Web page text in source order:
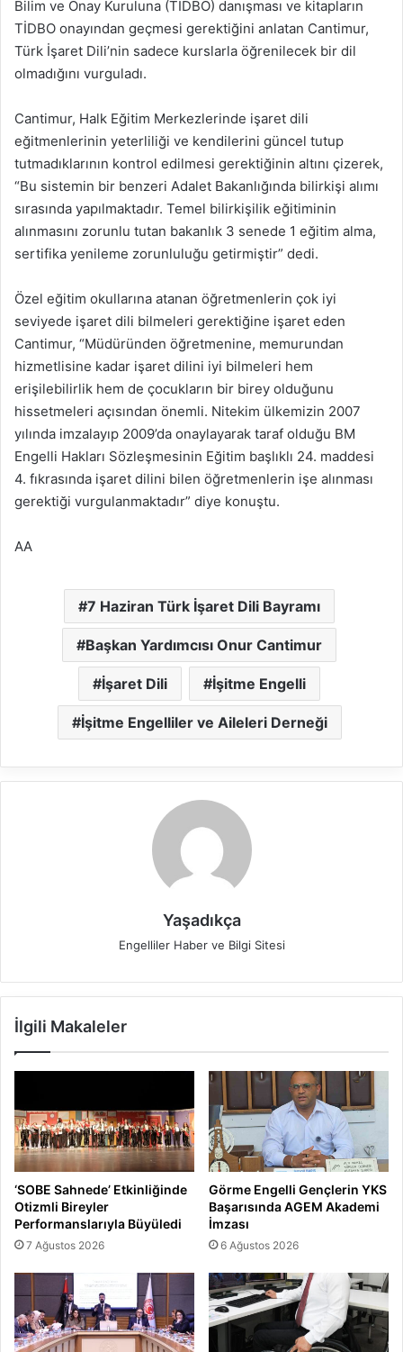
Bilim ve Onay Kuruluna (TİDBO) danışması ve kitapların
TİDBO onayından geçmesi gerektiğini anlatan Cantimur,
Türk İşaret Dili’nin sadece kurslarla öğrenilecek bir dil
olmadığını vurguladı.
Cantimur, Halk Eğitim Merkezlerinde işaret dili
eğitmenlerinin yeterliliği ve kendilerini güncel tutup
tutmadıklarının kontrol edilmesi gerektiğinin altını çizerek,
“Bu sistemin bir benzeri Adalet Bakanlığında bilirkişi alımı
sırasında yapılmaktadır. Temel bilirkişilik eğitiminin
alınmasını zorunlu tutan bakanlık 3 senede 1 eğitim alma,
sertifika yenileme zorunluluğu getirmiştir” dedi.
Özel eğitim okullarına atanan öğretmenlerin çok iyi
seviyede işaret dili bilmeleri gerektiğine işaret eden
Cantimur, “Müdüründen öğretmenine, memurundan
hizmetlisine kadar işaret dilini iyi bilmeleri hem
erişilebilirlik hem de çocukların bir birey olduğunu
hissetmeleri açısından önemli. Nitekim ülkemizin 2007
yılında imzalayıp 2009’da onaylayarak taraf olduğu BM
Engelli Hakları Sözleşmesinin Eğitim başlıklı 24. maddesi
4. fıkrasında işaret dilini bilen öğretmenlerin işe alınması
gerektiği vurgulanmaktadır” diye konuştu.
AA
7 Haziran Türk İşaret Dili Bayramı
Başkan Yardımcısı Onur Cantimur
İşaret Dili İşitme Engelli
İşitme Engelliler ve Aileleri Derneği
Yaşadıkça
Engelliler Haber ve Bilgi Sitesi
İlgili Makaleler
‘SOBE Sahnede’ Etkinliğinde
Otizmli Bireyler
Performanslarıyla Büyüledi
7 Ağustos 2026
Görme Engelli Gençlerin YKS
Başarısında AGEM Akademi
İmzası
6 Ağustos 2026